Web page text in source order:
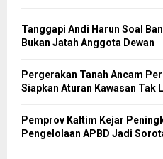
Tanggapi Andi Harun Soal
Bukan Jatah Anggota Dewan
Pergerakan Tanah Ancam
Siapkan Aturan Kawasan Tak
Pemprov Kaltim Kejar
Pengelolaan APBD Jadi